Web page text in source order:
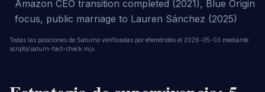
Amazon CEO transition completed (2021), Blue Origin
focus, public marriage to Lauren Sánchez (2025)
Todas las posiciones de Saturno verificadas por efemérides el 2026-05-03 mediante
scripts/saturn-fact-check.mjs.